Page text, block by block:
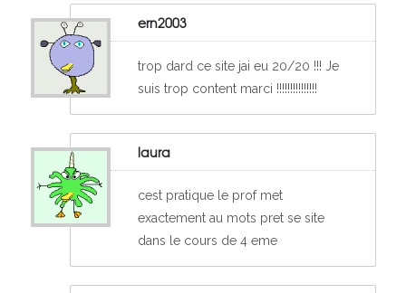
ern2003
trop dard ce site jai eu 20/20 !!! Je
suis trop content marci !!!!!!!!!!!!!!!
laura
cest pratique le prof met
exactement au mots pret se site
dans le cours de 4 eme